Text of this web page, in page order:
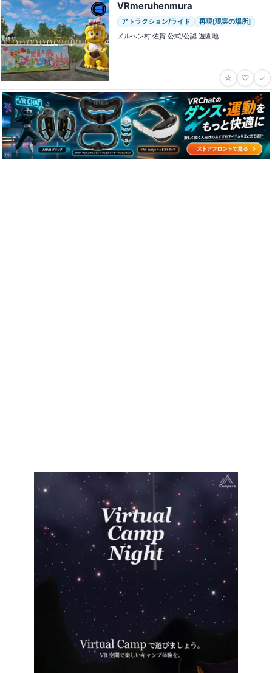
VRmeruhenmura
アトラクション/ライド
再現[現実の場所]
メルヘン村 佐賀 公式/公認 遊園地
☆ ♡ ✓